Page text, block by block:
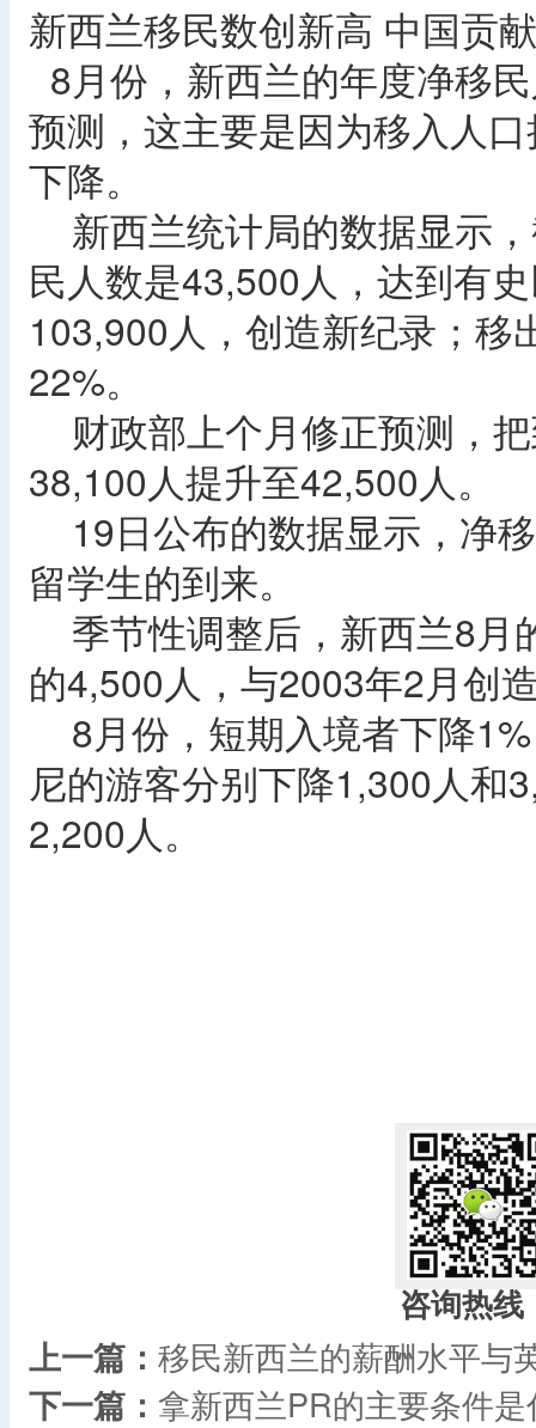
新西兰移民数创新高 中国贡
8月份，新西兰的年度净移
预测，这主要是因为移入人
下降。
新西兰统计局的数据显示
民人数是43,500人，达到有
103,900人，创造新纪录；
22%。
财政部上个月修正预测，
38,100人提升至42,500人。
19日公布的数据显示，净
留学生的到来。
季节性调整后，新西兰8月
的4,500人，与2003年2月创
8月份，短期入境者下降
尼的游客分别下降1,300人和
2,200人。
咨询热线
上一篇： 移民新西兰的薪酬水平与
下一篇： 拿新西兰PR的主要条件